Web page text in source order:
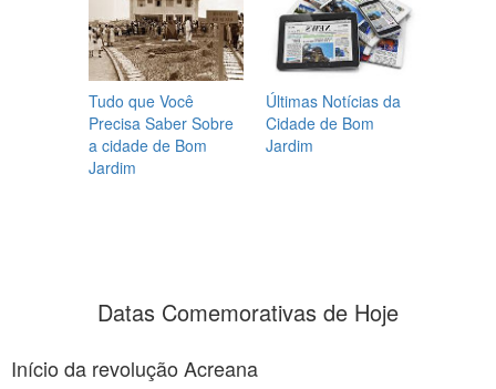
Tudo que Você
Precisa Saber Sobre
a cidade de Bom
Jardim
Últimas Notícias da
Cidade de Bom
Jardim
Datas Comemorativas de Hoje
Início da revolução Acreana